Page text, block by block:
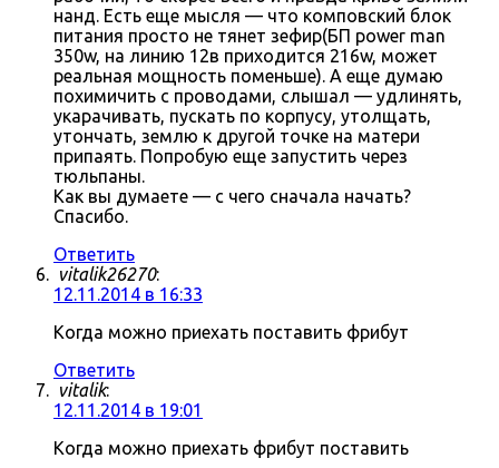
нанд. Есть еще мысля — что комповский блок
питания просто не тянет зефир(БП power man
350w, на линию 12в приходится 216w, может
реальная мощность поменьше). А еще думаю
похимичить с проводами, слышал — удлинять,
укарачивать, пускать по корпусу, утолщать,
утончать, землю к другой точке на матери
припаять. Попробую еще запустить через
тюльпаны.
Как вы думаете — с чего сначала начать?
Спасибо.
Ответить
vitalik26270:
12.11.2014 в 16:33
Когда можно приехать поставить фрибут
Ответить
vitalik:
12.11.2014 в 19:01
Когда можно приехать фрибут поставить